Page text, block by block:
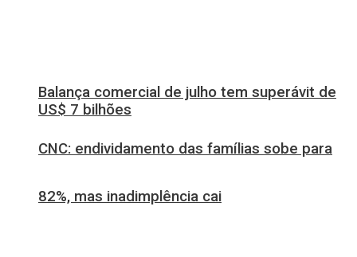
CNC: endividamento das famílias sobe para
82%, mas inadimplência cai
Balança comercial de julho tem superávit de
US$ 7 bilhões